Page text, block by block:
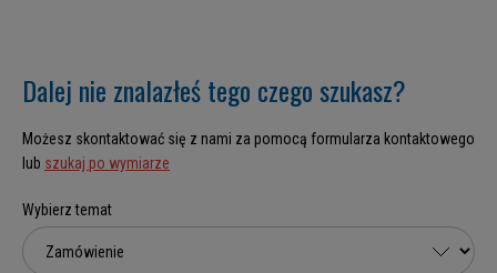
Dalej nie znalazłeś tego czego szukasz?
Możesz skontaktować się z nami za pomocą formularza kontaktowego
lub szukaj po wymiarze